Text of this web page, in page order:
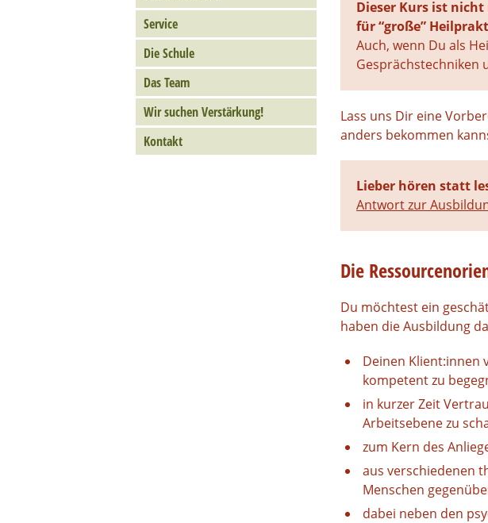
Service
Die Schule
Das Team
Wir suchen Verstärkung!
Kontakt
Dieser Kurs ist
für “große”
Auch, wenn Du als
Gesprächstechniken
Lass uns Dir eine
anders bekommen
Lieber hören statt
Antwort zur
Die
Du möchtest ein
haben die Ausbildung
Deinen Klient:innen
kompetent zu
in kurzer Zeit
Arbeitsebene zu
zum Kern des
aus verschiedenen
Menschen
dabei neben den